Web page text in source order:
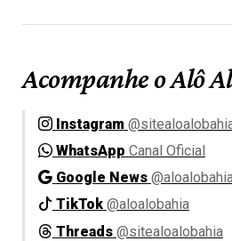
Acompanhe o Alô
Instagram
WhatsApp Canal Oficial
Google News
TikTok @aloalobahia
Threads @sitealoalobahia